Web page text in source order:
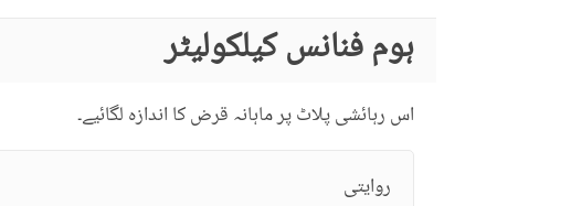
ہوم فنانس کیلکولیٹر
اس رہائشی پلاٹ پر ماہانہ قرض کا اندازہ لگائیے۔
روایتی